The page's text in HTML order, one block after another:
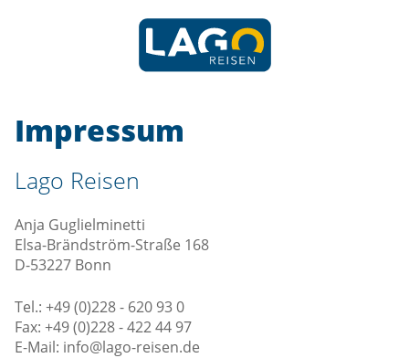
Impressum
Lago Reisen
Anja Guglielminetti
Elsa-Brändström-Straße 168
D-53227 Bonn
Tel.: +49 (0)228 - 620 93 0
Fax: +49 (0)228 - 422 44 97
E-Mail: info@lago-reisen.de